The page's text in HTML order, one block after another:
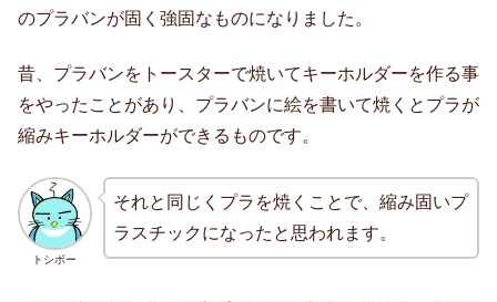
のプラバンが固く強固なものになりました。
昔、プラバンをトースターで焼いてキーホルダーを作る事
をやったことがあり、プラバンに絵を書いて焼くとプラが
縮みキーホルダーができるものです。
トシボー
それと同じくプラを焼くことで、縮み固いプ
ラスチックになったと思われます。